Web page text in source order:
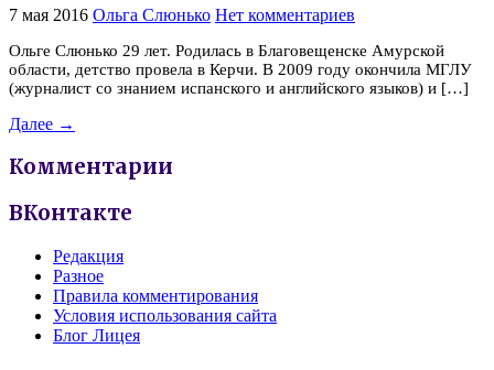
7 мая 2016 Ольга Слюнько Нет комментариев
Ольге Слюнько 29 лет. Родилась в Благовещенске Амурской
области, детство провела в Керчи. В 2009 году окончила МГЛУ
(журналист со знанием испанского и английского языков) и […]
Далее →
Комментарии
ВКонтакте
Редакция
Разное
Правила комментирования
Условия использования сайта
Блог Лицея